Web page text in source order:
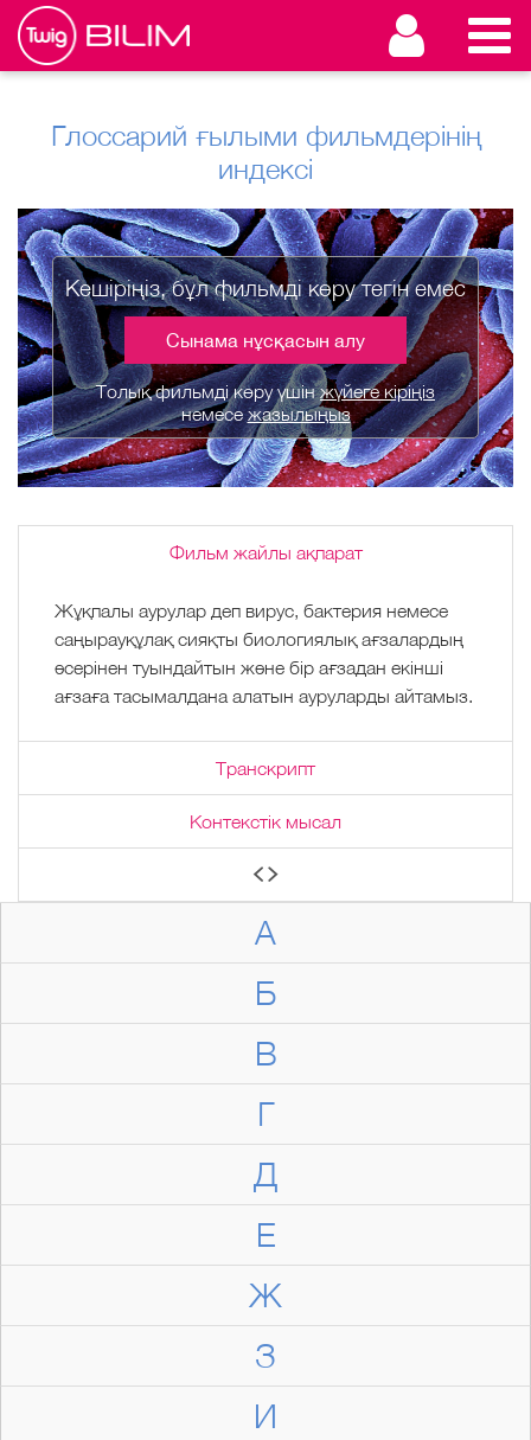
Глоссарий ғылыми фильмдерінің
индексі
А
Б
В
Г
Д
Е
Ж
З
И
Кешіріңіз, бұл фильмді көру тегін емес
Сынама нұсқасын алу
Толық фильмді көру үшінжүйеге кіріңіз
немесежазылыңыз
Фильм жайлы ақпарат
Жұқпалы аурулар деп вирус, бактерия немесе
саңырауқұлақ сияқты биологиялық ағзалардың
әсерінен туындайтын және бір ағзадан екінші
ағзаға тасымалдана алатын ауруларды айтамыз.
Транскрипт
Контекстік мысал